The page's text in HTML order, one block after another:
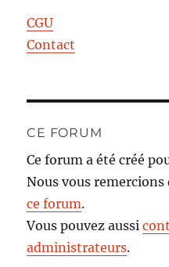
CGU
Contact
CE FORUM
Ce forum a été créé
Nous vous
ce forum.
Vous pouvez aussi
administrateurs.